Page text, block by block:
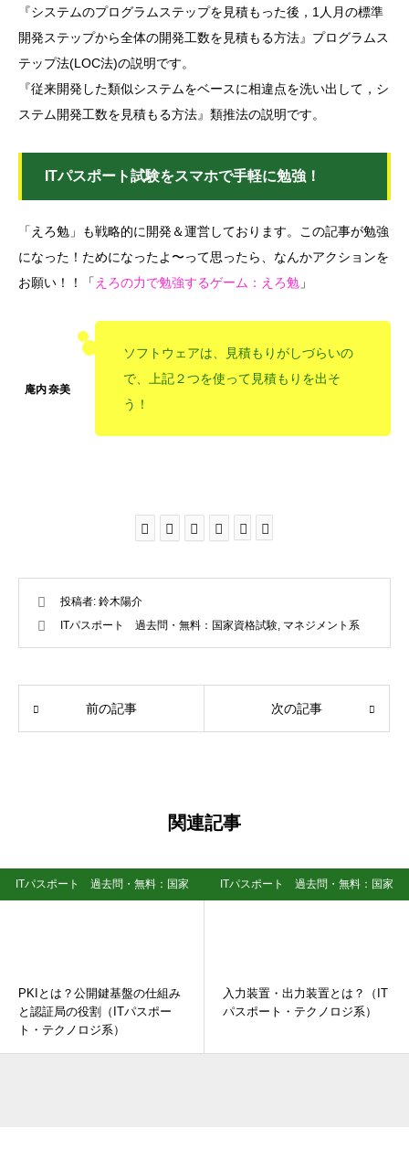
『システムのプログラムステップを見積もった後，1人月の標準
開発ステップから全体の開発工数を見積もる方法』プログラムス
テップ法(LOC法)の説明です。
『従来開発した類似システムをベースに相違点を洗い出して，シ
ステム開発工数を見積もる方法』類推法の説明です。
ITパスポート試験をスマホで手軽に勉強！
「えろ勉」も戦略的に開発＆運営しております。この記事が勉強
になった！ためになったよ〜って思ったら、なんかアクションを
お願い！！「えろの力で勉強するゲーム：えろ勉 」
ソフトウェアは、見積もりがしづらいの
で、上記２つを使って見積もりを出そ
う！
投稿者: 鈴木陽介
ITパスポート 過去問・無料：国家資格試験 マネジメント系
前の記事 次の記事
関連記事
ITパスポート 過去問・無料：国家
PKIとは？公開鍵基盤の仕組み
と認証局の役割（ITパスポー
ト・テクノロジ系）
ITパスポート 過去問・無料：国家
入力装置・出力装置とは？（IT
パスポート・テクノロジ系）